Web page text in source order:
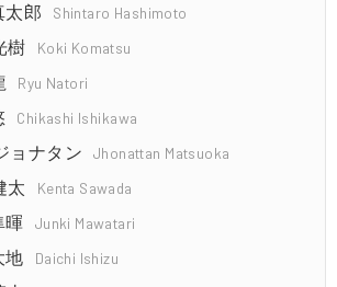
太郎 Shintaro Hashimoto
樹 Koki Komatsu
Ryu Natori
Chikashi Ishikawa
ョナタン Jhonattan Matsuoka
太 Kenta Sawada
暉 Junki Mawatari
地 Daichi Ishizu